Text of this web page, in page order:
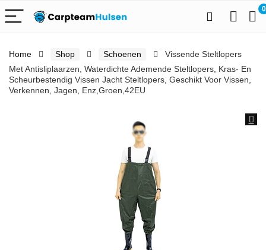
0
Home Shop Schoenen
Vissende Steltlopers
Met Antisliplaarzen, Waterdichte Ademende Steltlopers, Kras- En
Scheurbestendig Vissen Jacht Steltlopers, Geschikt Voor Vissen,
Verkennen, Jagen, Enz,Groen,42EU